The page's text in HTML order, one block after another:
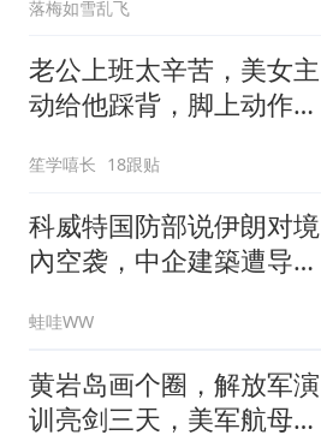
落梅如雪乱飞
老公上班太辛苦，美女主
动给他踩背，脚上动作太
笙学嘻长 18跟贴
科威特国防部说伊朗对境
內空袭，中企建築遭导弹
延廷｜辣晚报20260806
蛙哇WW
黄岩岛画个圈，解放军演
训亮剑三天，美军航母从